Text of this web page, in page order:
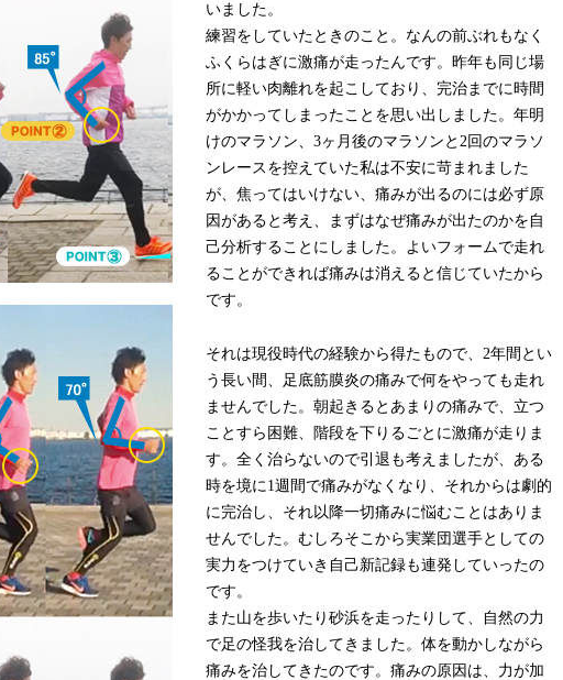
いました。
練習をしていたときのこと。なんの前ぶれもなく
ふくらはぎに激痛が走ったんです。昨年も同じ場
所に軽い肉離れを起こしており、完治までに時間
がかかってしまったことを思い出しました。年明
けのマラソン、3ヶ月後のマラソンと2回のマラソ
ンレースを控えていた私は不安に苛まれました
が、焦ってはいけない、痛みが出るのには必ず原
因があると考え、まずはなぜ痛みが出たのかを自
己分析することにしました。よいフォームで走れ
ることができれば痛みは消えると信じていたから
です。
それは現役時代の経験から得たもので、2年間とい
う長い間、足底筋膜炎の痛みで何をやっても走れ
ませんでした。朝起きるとあまりの痛みで、立つ
ことすら困難、階段を下りるごとに激痛が走りま
す。全く治らないので引退も考えましたが、ある
時を境に1週間で痛みがなくなり、それからは劇的
に完治し、それ以降一切痛みに悩むことはありま
せんでした。むしろそこから実業団選手としての
実力をつけていき自己新記録も連発していったの
です。
また山を歩いたり砂浜を走ったりして、自然の力
で足の怪我を治してきました。体を動かしながら
痛みを治してきたのです。痛みの原因は、力が加